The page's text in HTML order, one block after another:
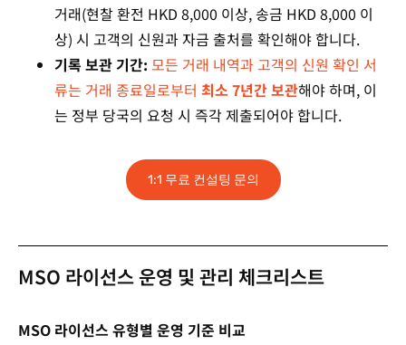
거래(현찰 환전 HKD 8,000 이상, 송금 HKD 8,000 이
상) 시 고객의 신원과 자금 출처를 확인해야 합니다.
기록 보관 기간: 모든 거래 내역과 고객의 신원 확인 서
류는 거래 종료일로부터 최소 7년간보관해야 하며, 이
는 정부 당국의 요청 시 즉각 제출되어야 합니다.
1:1 무료 컨설팅 문의
MSO 라이선스 운영 및 관리 체크리스트
MSO 라이선스 유형별 운영 기준 비교